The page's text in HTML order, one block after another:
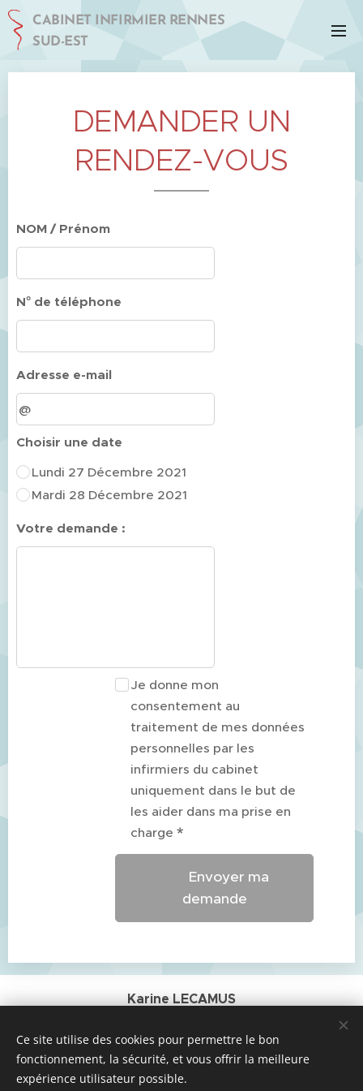
CABINET INFIRMIER RENNES
SUD-EST
DEMANDER UN
RENDEZ-VOUS
NOM / Prénom
N° de téléphone
Adresse e-mail
Choisir une date
Lundi 27 Décembre 2021
Mardi 28 Décembre 2021
Votre demande :
Je donne mon
consentement au
traitement de mes données
personnelles par les
infirmiers du cabinet
uniquement dans le but de
les aider dans ma prise en
charge
✉ Envoyer ma
demande
Karine LECAMUS
Mickaël PODEVIN
125 rue de Vern 35200 RENNES
Ce site utilise des cookies pour permettre le bon
fonctionnement, la sécurité, et vous offrir la meilleure
expérience utilisateur possible.